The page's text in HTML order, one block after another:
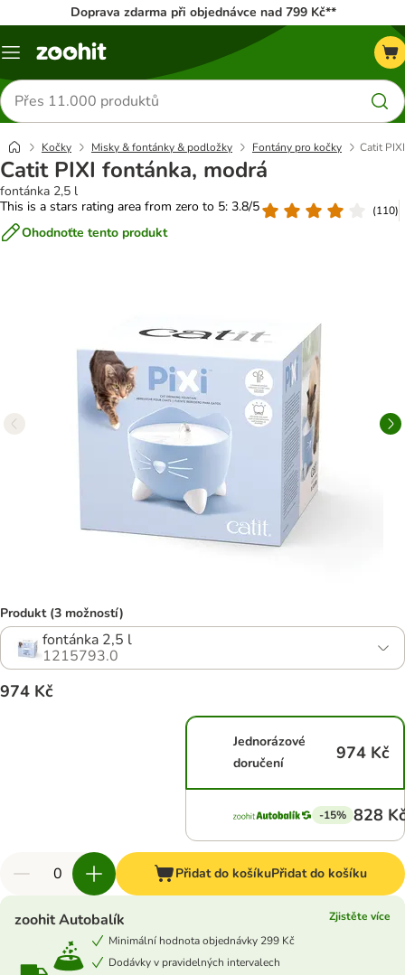
Doprava zdarma při objednávce nad 799 Kč**
Menu
Hledat
produkty
Kočky Misky & fontánky & podložky Fontány pro kočky Catit
Catit PIXI fontánka, modrá
fontánka 2,5 l
This is a stars rating area from zero to 5: 3.8/5
(110)
Ohodnoťte tento produkt
Produkt (3 možností)
fontánka 2,5 l
1215793.0
974 Kč
Jednorázové
doručení
974 Kč
-15% 828
Přidat do košíkuPřidat do košíku
zoohit Autobalík
Zjistěte více
Minimální hodnota objednávky 299 Kč
Dodávky v pravidelných intervalech